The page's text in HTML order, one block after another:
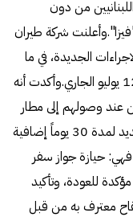
من دون
شركة طيران
الجديدة، في ما
يتعلق بدخول اللبنانيين إلى الدوحة ابتداء من 12 يوليو الجاري.وأكدت أنه
عند وصولهم إلى مطار
حمد الدولي، الدوحة لمدة 30 يوماً قابلة للتجديد لمدة 30 يوماً إضافية
فهي: حيازة جواز سفر
للعودة، وتأكيد
معترف به من قبل